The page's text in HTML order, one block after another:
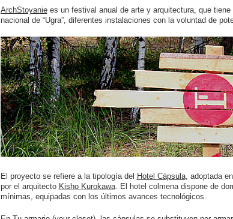
ArchStoyaniees un festival anual de arte y arquitectura, que
nacional de “Ugra”, diferentes instalaciones con la voluntad de
El proyecto se refiere a la tipología del Hotel Cápsula, adoptada
por el arquitecto Kisho Kurokawa. El hotel colmena dispone de
mínimas, equipadas con los últimos avances tecnológicos.